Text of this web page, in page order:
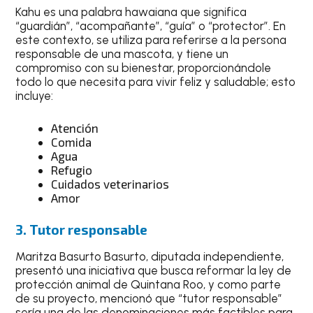
Kahu es una palabra hawaiana que significa
“guardián”, “acompañante”, “guía” o “protector”. En
este contexto, se utiliza para referirse a la persona
responsable de una mascota, y tiene un
compromiso con su bienestar, proporcionándole
todo lo que necesita para vivir feliz y saludable; esto
incluye:
Atención
Comida
Agua
Refugio
Cuidados veterinarios
Amor
3. Tutor responsable
Maritza Basurto Basurto, diputada independiente,
presentó una iniciativa que busca reformar la ley de
protección animal de Quintana Roo, y como parte
de su proyecto, mencionó que “tutor responsable”